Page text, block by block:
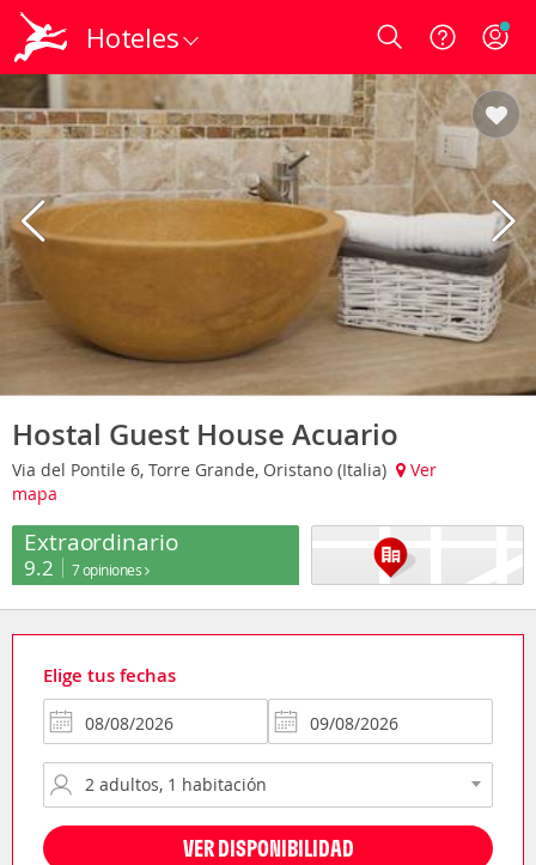
Hoteles Login
Hostal Guest House Acuario
Via del Pontile 6, Torre Grande, Oristano (Italia)
Ver
mapa
Extraordinario
9.2 7 opiniones
Elige tus fechas
VER DISPONIBILIDAD